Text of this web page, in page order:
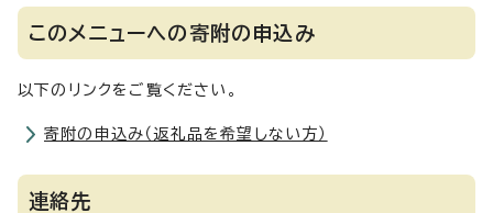
このメニューへの寄附の申込み
以下のリンクをご覧ください。
寄附の申込み（返礼品を希望しない方）
連絡先